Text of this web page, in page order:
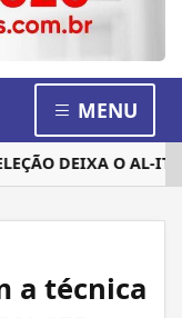
MENU
DEIXA O AL-
a técnica